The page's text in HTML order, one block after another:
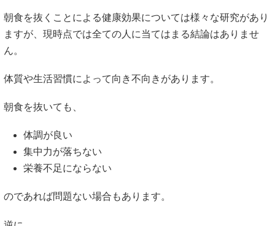
朝食を抜くことによる健康効果については様々な研究があり
ますが、現時点では全ての人に当てはまる結論はありませ
ん。
体質や生活習慣によって向き不向きがあります。
朝食を抜いても、
体調が良い
集中力が落ちない
栄養不足にならない
のであれば問題ない場合もあります。